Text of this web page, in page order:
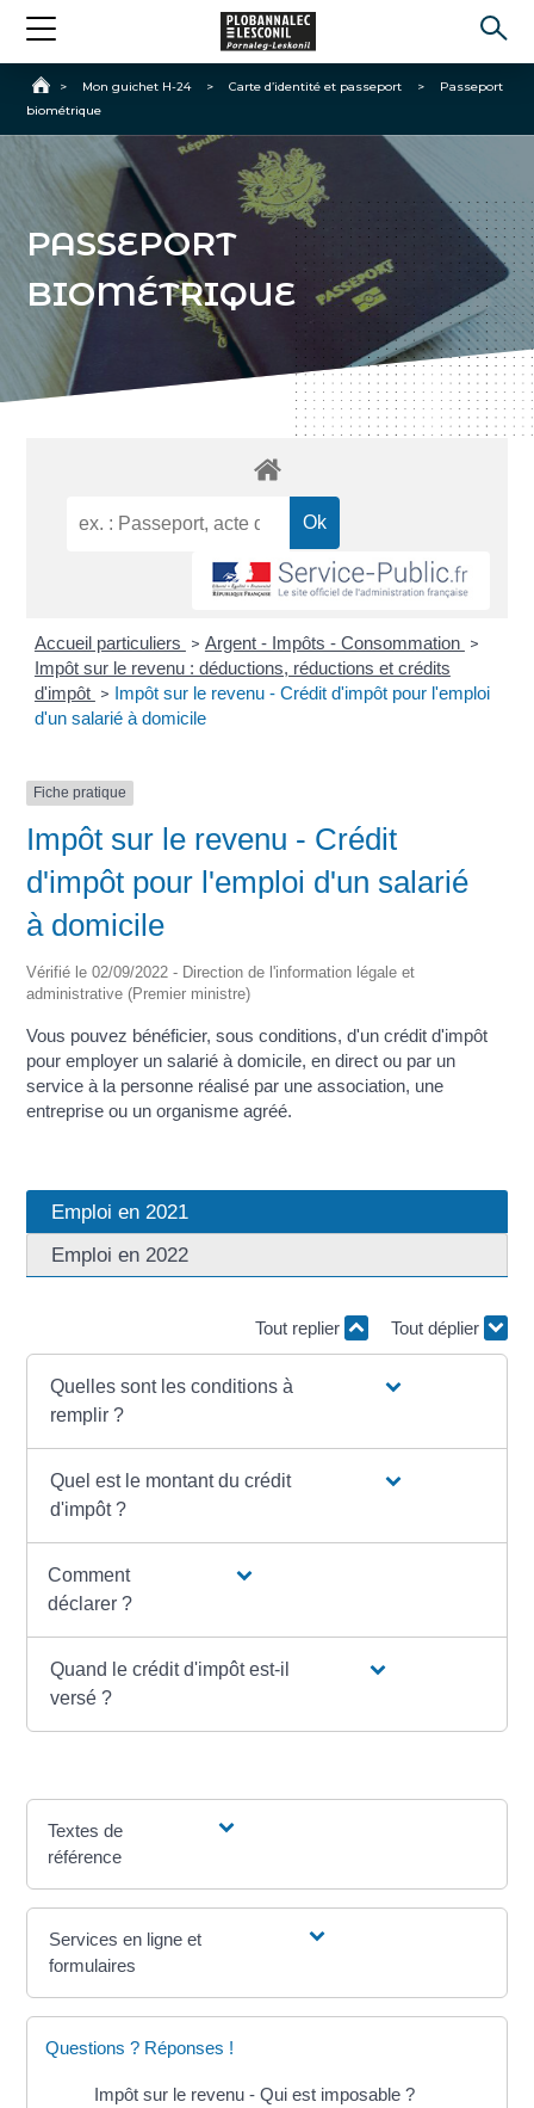
Accueil
> Mon guichet H-24 > Carte d’identité et passeport >
Passeport
biométrique
PASSEPORT
BIOMÉTRIQUE
Accueil particuliers > Argent - Impôts - Consommation >
Impôt sur le revenu : déductions, réductions et crédits
d'impôt > Impôt sur le revenu - Crédit d'impôt pour l'emploi
d'un salarié à domicile
Fiche pratique
Impôt sur le revenu - Crédit
d'impôt pour l'emploi d'un salarié
à domicile
Vérifié le 02/09/2022 - Direction de l'information légale et
administrative (Premier ministre)
Vous pouvez bénéficier, sous conditions, d'un crédit d'impôt
pour employer un salarié à domicile, en direct ou par un
service à la personne réalisé par une association, une
entreprise ou un organisme agréé.
Emploi en 2021
Emploi en 2022
Tout replier Tout déplier
Quelles sont les conditions à
remplir ?
Quel est le montant du crédit
d'impôt ?
Comment
déclarer ?
Quand le crédit d'impôt est-il
versé ?
Textes de
référence
Services en ligne et
formulaires
Questions ? Réponses !
Impôt sur le revenu - Qui est imposable ?